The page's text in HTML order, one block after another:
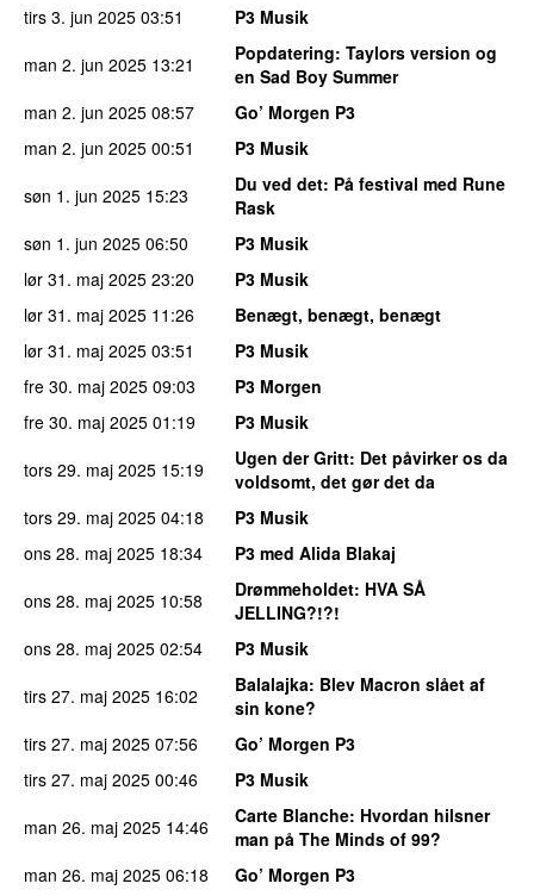
tirs 3. jun 2025 03:51
P3 Musik
man 2. jun 2025 13:21 Popdatering: Taylors version og
en Sad Boy Summer
man 2. jun 2025 08:57
Go’ Morgen P3
man 2. jun 2025 00:51
P3 Musik
søn 1. jun 2025 15:23 Du ved det: På festival med Rune
Rask
søn 1. jun 2025 06:50
P3 Musik
lør 31. maj 2025 23:20
P3 Musik
lør 31. maj 2025 11:26
Benægt, benægt, benægt
lør 31. maj 2025 03:51
P3 Musik
fre 30. maj 2025 09:03
P3 Morgen
fre 30. maj 2025 01:19
P3 Musik
tors 29. maj 2025 15:19 Ugen der Gritt: Det påvirker os da
voldsomt, det gør det da
tors 29. maj 2025 04:18
P3 Musik
ons 28. maj 2025 18:34
P3 med Alida Blakaj
ons 28. maj 2025 10:58 Drømmeholdet: HVA SÅ
JELLING?!?!
ons 28. maj 2025 02:54
P3 Musik
tirs 27. maj 2025 16:02 Balalajka: Blev Macron slået af
sin kone?
tirs 27. maj 2025 07:56
Go’ Morgen P3
tirs 27. maj 2025 00:46
P3 Musik
man 26. maj 2025 14:46 Carte Blanche: Hvordan hilsner
man på The Minds of 99?
man 26. maj 2025 06:18
Go’ Morgen P3